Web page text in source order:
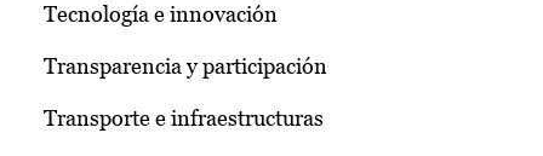
Tecnología e innovación
Transparencia y participación
Transporte e infraestructuras